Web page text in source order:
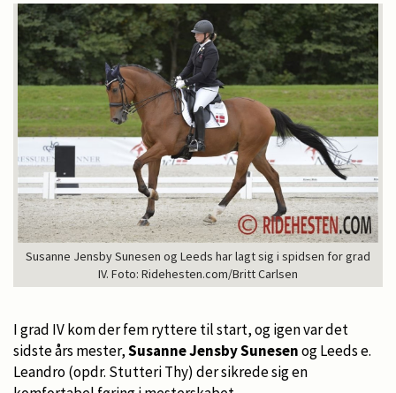
Susanne Jensby Sunesen og Leeds har lagt sig i spidsen for grad
IV. Foto: Ridehesten.com/Britt Carlsen
I grad IV kom der fem ryttere til start, og igen var det
sidste års mester,Susanne Jensby Sunesenog Leeds e.
Leandro (opdr. Stutteri Thy) der sikrede sig en